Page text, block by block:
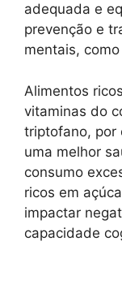
adequada e
prevenção e
mentais,
Alimentos
vitaminas do
triptofano, por
uma melhor
consumo
ricos em
impactar
capacidade